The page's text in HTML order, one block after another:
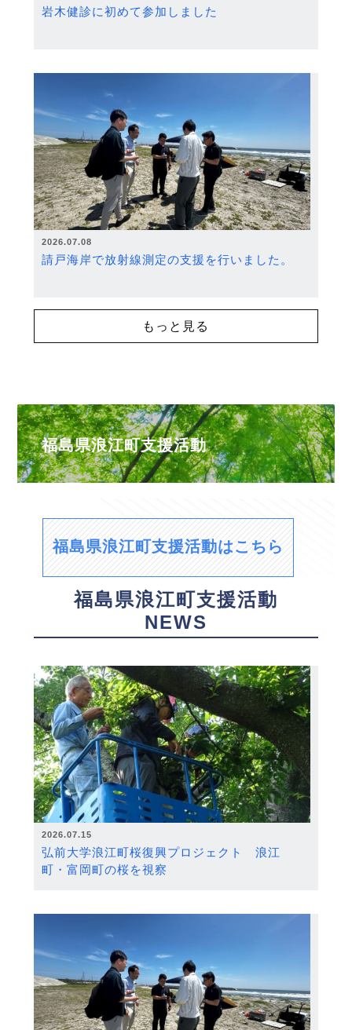
岩木健診に初めて参加しました
2026.07.08
請戸海岸で放射線測定の支援を行いました。
もっと見る
福島県浪江町支援活動
福島県浪江町支援活動はこちら
福島県浪江町支援活動
NEWS
2026.07.15
弘前大学浪江町桜復興プロジェクト 浪江
町・富岡町の桜を視察